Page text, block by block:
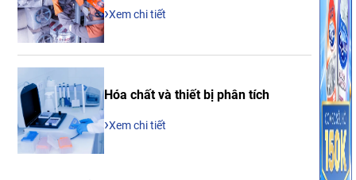
›Xem chi tiết
Hóa chất và thiết bị phân tích
›Xem chi tiết